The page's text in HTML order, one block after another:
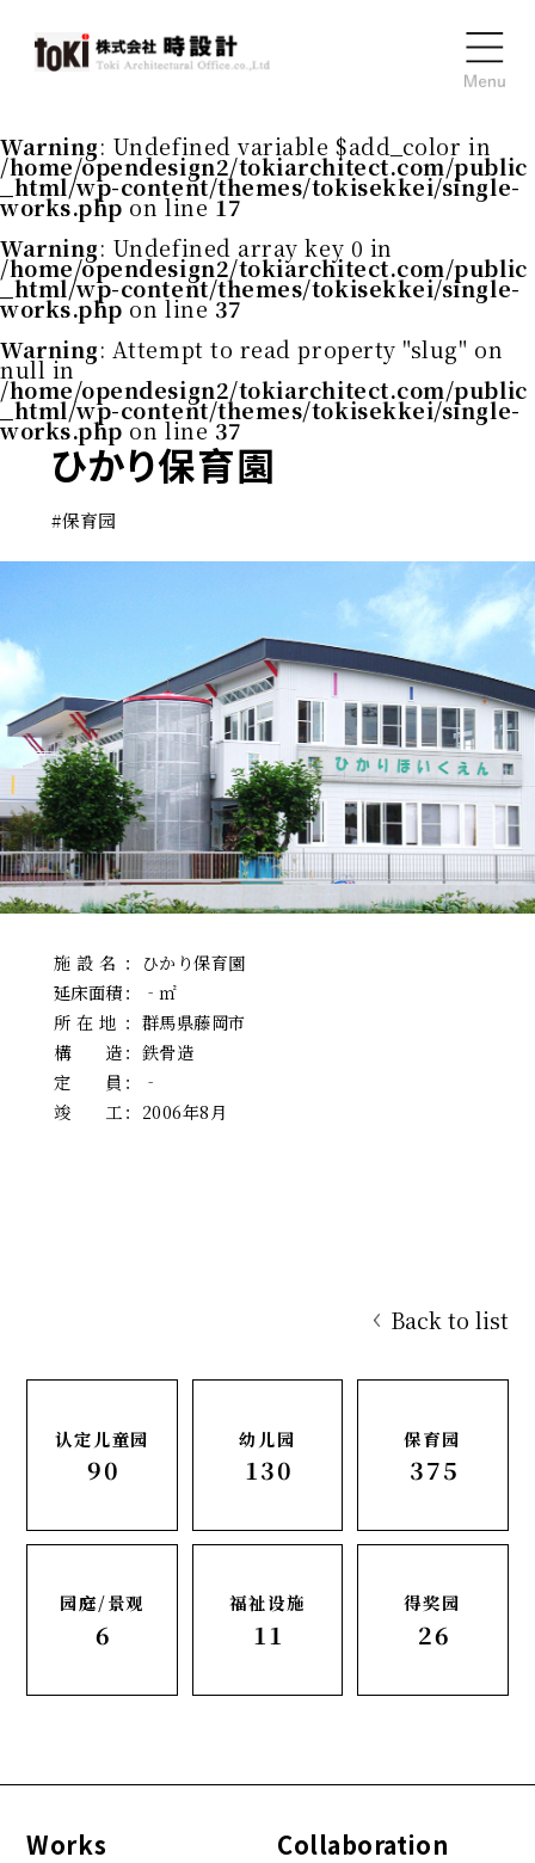
Warning: Undefined variable $add_color in
/home/opendesign2/tokiarchitect.com/public
_html/wp-content/themes/tokisekkei/single-
works.php on line17
Warning: Undefined array key 0 in
/home/opendesign2/tokiarchitect.com/public
_html/wp-content/themes/tokisekkei/single-
works.php on line37
Warning: Attempt to read property "slug" on
null in
/home/opendesign2/tokiarchitect.com/public
_html/wp-content/themes/tokisekkei/single-
works.php on line37
ひかり保育園
#保育园
施 設 名 ：
ひかり保育園
延床面積 ：
‐㎡
所 在 地 ： 群馬県藤岡市
構 造 ： 鉄骨造
定 員 ：
‐
竣 工 ： 2006年8月
Back to list
认定儿童园
90
幼儿园
130
保育园
375
园庭/景观
6
福祉设施
11
得奖园
26
Works Collaboration